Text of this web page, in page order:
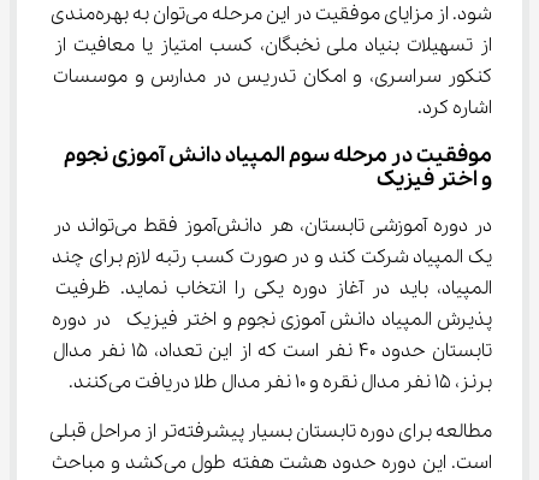
شود. از مزایای موفقیت در این مرحله می‌توان به بهره‌مندی
از تسهیلات بنیاد ملی نخبگان، کسب امتیاز یا معافیت از
کنکور سراسری، و امکان تدریس در مدارس و موسسات
اشاره کرد.
موفقیت در مرحله سوم المپیاد دانش آموزی نجوم
و اختر فیزیک
در دوره آموزشی تابستان، هر دانش‌آموز فقط می‌تواند در
یک المپیاد شرکت کند و در صورت کسب رتبه لازم برای چند
المپیاد، باید در آغاز دوره یکی را انتخاب نماید. ظرفیت
پذیرش المپیاد دانش آموزی نجوم و اختر فیزیک  در دوره
تابستان حدود 40 نفر است که از این تعداد، 15 نفر مدال
برنز، 15 نفر مدال نقره و 10 نفر مدال طلا دریافت می‌کنند.
مطالعه برای دوره تابستان بسیار پیشرفته‌تر از مراحل قبلی
است. این دوره حدود هشت هفته طول می‌کشد و مباحث